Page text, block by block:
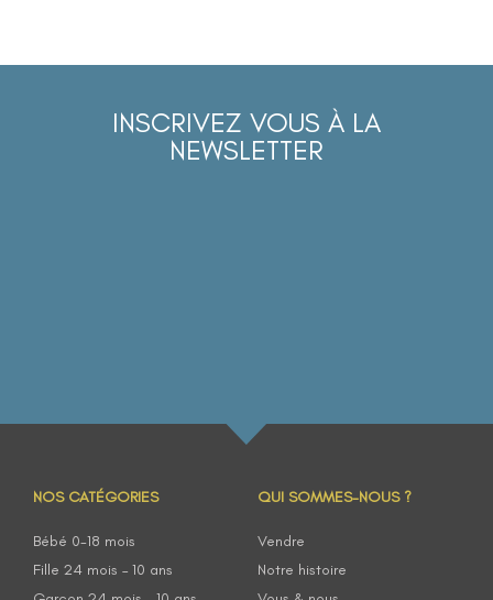
INSCRIVEZ VOUS À LA
NEWSLETTER
NOS CATÉGORIES
Bébé 0-18 mois
Fille 24 mois – 10 ans
QUI SOMMES-NOUS ?
Vendre
Notre histoire